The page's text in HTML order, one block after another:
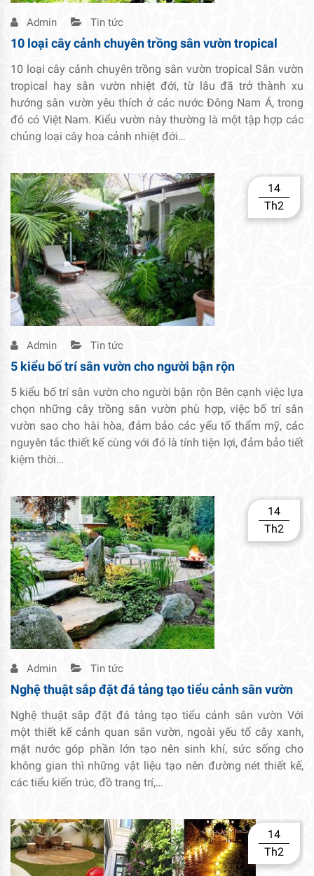
Admin Tin tức
10 loại cây cảnh chuyên trồng sân vườn tropical
10 loại cây cảnh chuyên trồng sân vườn tropical Sân vườn
tropical hay sân vườn nhiệt đới, từ lâu đã trở thành xu
hướng sân vườn yêu thích ở các nước Đông Nam Á, trong
đó có Việt Nam. Kiểu vườn này thường là một tập hợp các
chủng loại cây hoa cảnh nhiệt đới…
14
Th2
Admin Tin tức
5 kiểu bố trí sân vườn cho người bận rộn
5 kiểu bố trí sân vườn cho người bận rộn Bên cạnh việc lựa
chọn những cây trồng sân vườn phù hợp, việc bố trí sân
vườn sao cho hài hòa, đảm bảo các yếu tố thẩm mỹ, các
nguyên tắc thiết kế cùng với đó là tính tiện lợi, đảm bảo tiết
kiệm thời…
14
Th2
Admin Tin tức
Nghệ thuật sắp đặt đá tảng tạo tiểu cảnh sân vườn
Nghệ thuật sắp đặt đá tảng tạo tiểu cảnh sân vườn Với
một thiết kế cảnh quan sân vườn, ngoài yếu tố cây xanh,
mặt nước góp phần lớn tạo nên sinh khí, sức sống cho
không gian thì những vật liệu tạo nên đường nét thiết kế,
các tiểu kiến trúc, đồ trang trí,…
14
Th2